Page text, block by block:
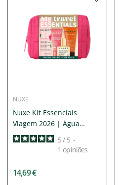
NUXE
Nuxe Kit Essenciais
Viagem 2026 | Água
micelar,...
5/ 5 -
1 opiniões
14,69 €